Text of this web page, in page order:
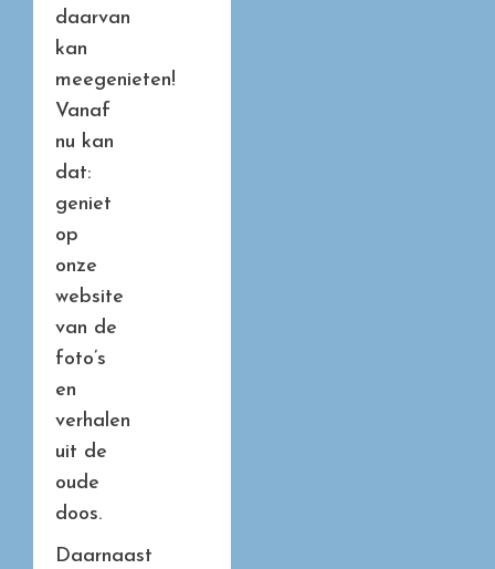
daarvan
kan
meegenieten!
Vanaf
nu kan
dat:
geniet
op
onze
website
van de
foto’s
en
verhalen
uit de
oude
doos.
Daarnaast